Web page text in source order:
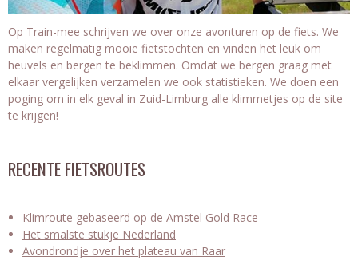
Op Train-mee schrijven we over onze avonturen op de fiets. We
maken regelmatig mooie fietstochten en vinden het leuk om
heuvels en bergen te beklimmen. Omdat we bergen graag met
elkaar vergelijken verzamelen we ook statistieken. We doen een
poging om in elk geval in Zuid-Limburg alle klimmetjes op de site
te krijgen!
RECENTE FIETSROUTES
Klimroute gebaseerd op de Amstel Gold Race
Het smalste stukje Nederland
Avondrondje over het plateau van Raar